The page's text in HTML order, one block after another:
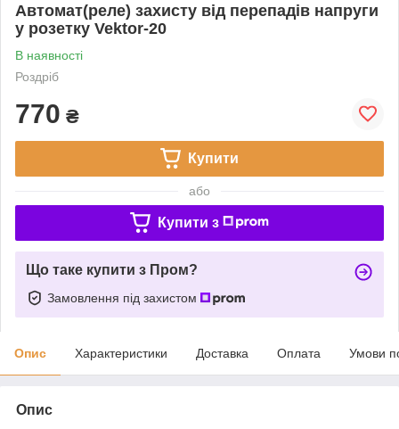
Автомат(реле) захисту від перепадів напруги
у розетку Vektor-20
В наявності
Роздріб
770 ₴
Купити
або
Купити з
Що таке купити з Пром?
Замовлення під захистом
Опис Характеристики Доставка Оплата Умови
Опис